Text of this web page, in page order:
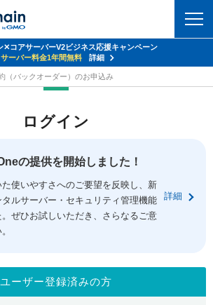
NEW!
断
facebook
✕コアサーバーV2ビジネス応援キャンペーン
サーバー料金1年間無料
詳細
ードメイン
（バックオーダー）のお申込み
ログイン
の提供を開始しました！
使いやすさへのご要望を反映し、新
ルサーバー・セキュリティ管理機能
ぜひお試しいただき、さらなるご意
詳細
ユーザー登録済みの方